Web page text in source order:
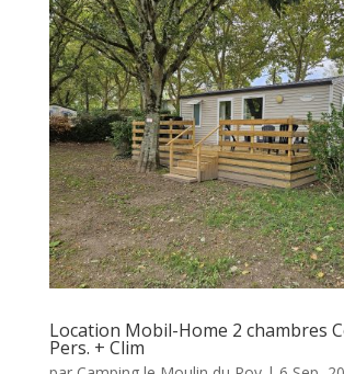
Location Mobil-Home 2 chambres
Pers. + Clim